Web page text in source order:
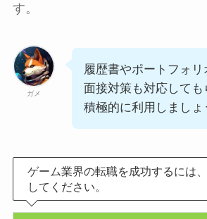
す。
ガメ
履歴書やポートフォリ
面接対策も対応しても
積極的に利用しましょ
ゲーム業界の転職を成功するには
してください。